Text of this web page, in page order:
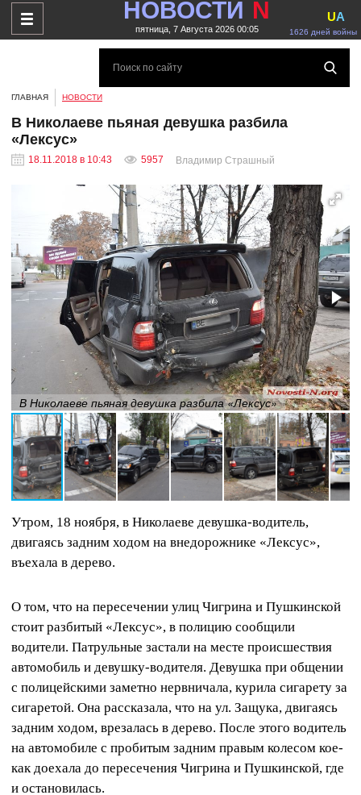
НОВОСТИ N
пятница, 7 Августа 2026 00:05 1626 дней войны
UA
ГЛАВНАЯ НОВОСТИ
В Николаеве пьяная девушка разбила
«Лексус»
18.11.2018 в 10:43 5957 Владимир Страшный
В Николаеве пьяная девушка разбила «Лексус»
Утром, 18 ноября, в Николаеве девушка-водитель,
двигаясь задним ходом на внедорожнике «Лексус»,
въехала в дерево.
О том, что на пересечении улиц Чигрина и Пушкинской
стоит разбитый «Лексус», в полицию сообщили
водители. Патрульные застали на месте происшествия
автомобиль и девушку-водителя. Девушка при общении
с полицейскими заметно нервничала, курила сигарету за
сигаретой. Она рассказала, что на ул. Защука, двигаясь
задним ходом, врезалась в дерево. После этого водитель
на автомобиле с пробитым задним правым колесом кое-
как доехала до пересечения Чигрина и Пушкинской, где
и остановилась.